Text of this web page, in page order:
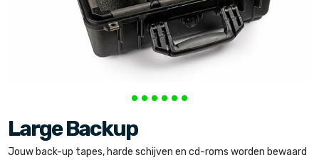
Large Backup
Jouw back-up tapes, harde schijven en cd-roms worden bewaard